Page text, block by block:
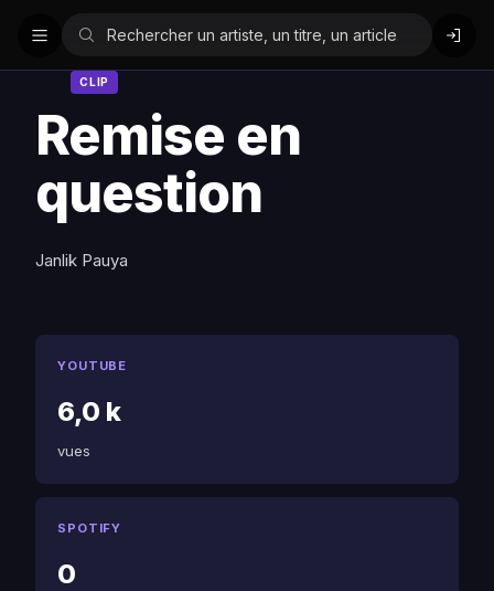
CLIP
Remise en
question
Janlik Pauya
YOUTUBE
6,0 k
vues
SPOTIFY
0